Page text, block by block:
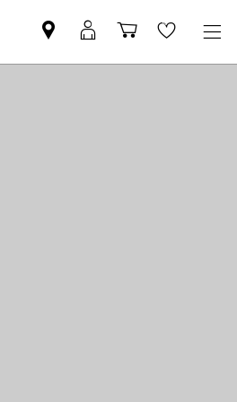
Znajdź
Partnera
Logowanie
MyMini
KoszykWishlist